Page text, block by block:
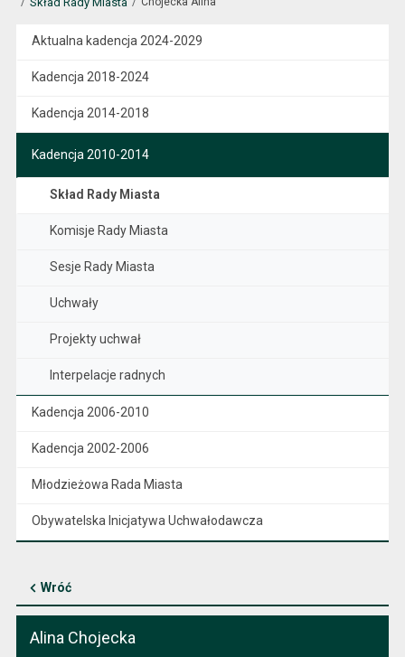
Aktualna kadencja 2024-2029
Kadencja 2018-2024
Kadencja 2014-2018
Kadencja 2010-2014
Skład Rady Miasta
Komisje Rady Miasta
Sesje Rady Miasta
Uchwały
Projekty uchwał
Interpelacje radnych
Kadencja 2006-2010
Kadencja 2002-2006
Młodzieżowa Rada Miasta
Obywatelska Inicjatywa Uchwałodawcza
Wróć
Alina Chojecka